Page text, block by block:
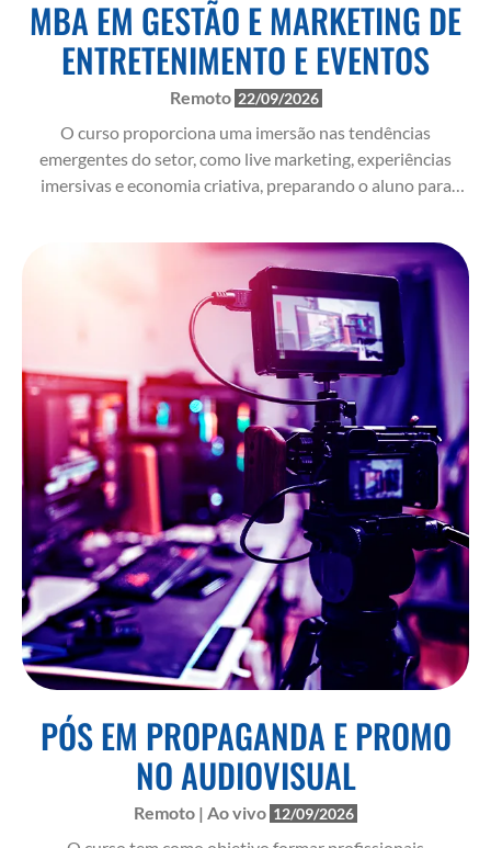
MBA EM GESTÃO E MARKETING DE
ENTRETENIMENTO E EVENTOS
Remoto 22/09/2026
O curso proporciona uma imersão nas tendências
emergentes do setor, como live marketing, experiências
imersivas e economia criativa, preparando o aluno para
globalizado.
PÓS EM PROPAGANDA E PROMO
NO AUDIOVISUAL
Remoto | Ao vivo 12/09/2026